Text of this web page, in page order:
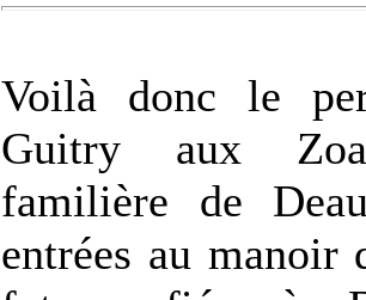
Voilà donc le
Guitry aux
familière de
entrées au manoir